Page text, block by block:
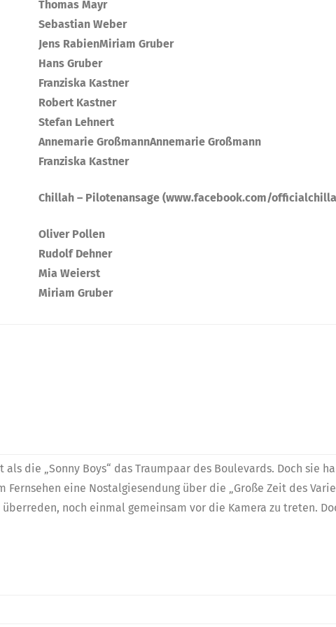
Thomas Mayr
Sebastian Weber
Jens RabienMiriam Gruber
Hans Gruber
Franziska Kastner
Robert Kastner
Stefan Lehnert
Annemarie GroßmannAnnemarie Großmann
Franziska Kastner
Chillah – Pilotenansage (www.facebook.com/
Oliver Pollen
Rudolf Dehner
Mia Weierst
Miriam Gruber
die „Sonny Boys“ das Traumpaar des Boulevards. Doch sie
eine Nostalgiesendung über die „Große Zeit des
noch einmal gemeinsam vor die Kamera zu treten.